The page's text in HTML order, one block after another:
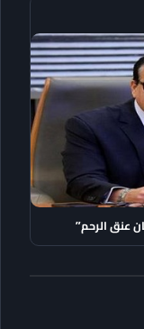
عنق الرحم”